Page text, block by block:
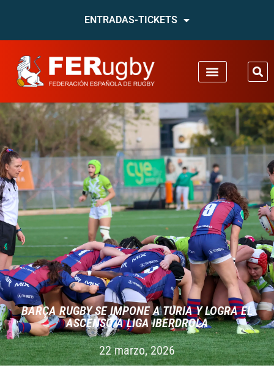
ENTRADAS-TICKETS
BARÇA RUGBY SE IMPONE A TURIA Y LOGRA EL
ASCENSO A LIGA IBERDROLA
22 marzo, 2026